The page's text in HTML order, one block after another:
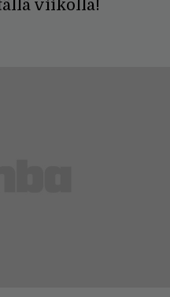
viikolla!